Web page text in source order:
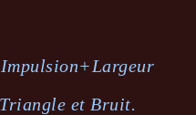
et Bruit.